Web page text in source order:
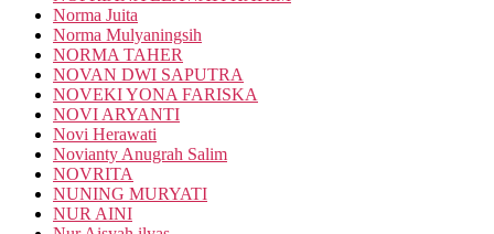
Norma Juita
Norma Mulyaningsih
NORMA TAHER
NOVAN DWI SAPUTRA
NOVEKI YONA FARISKA
NOVI ARYANTI
Novi Herawati
Novianty Anugrah Salim
NOVRITA
NUNING MURYATI
NUR AINI